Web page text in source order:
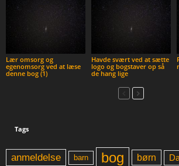
Lær omsorg og
egenomsorg ved at læse
denne bog (1)
Havde svært ved at sætte
logo og bogstaver op så
de hang lige
Tags
anmeldelse barn bog børn